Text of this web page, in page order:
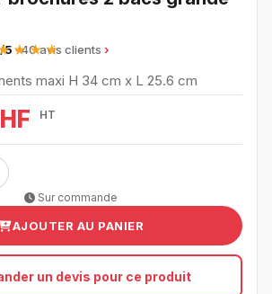
5· 40 avis clients
maxi H 34 cm x L 25.6 cm
HT
Sur commande
AJOUTER AU PANIER
un devis pour ce produit